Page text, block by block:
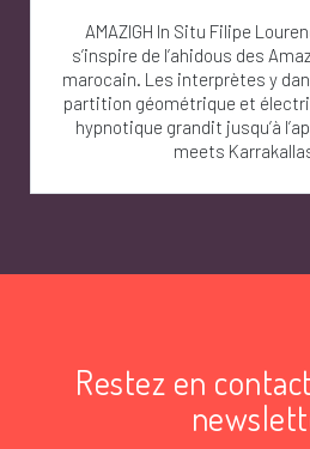
AMAZIGH In Situ Filipe
s’inspire de l’ahidous des
marocain. Les interprètes y
partition géométrique et
hypnotique grandit jusqu’à
meets
Restez en